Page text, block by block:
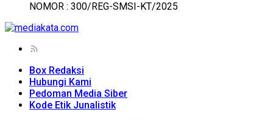
NOMOR : 300/REG-SMSI-KT/2025
Box Redaksi
Hubungi Kami
Pedoman Media Siber
Kode Etik Junalistik